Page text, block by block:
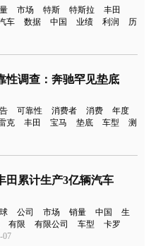
市场 特斯 特斯拉
丰田
车 数据 中国 业绩 利润
历
性调查：奔驰罕见垫底
可靠性 消费者 消费
年度
克 丰田 宝马 垫底 车型
测
田累计生产3亿辆汽车
公司 市场 销量 中国
生
有限 有限公司 车型
卡罗
07